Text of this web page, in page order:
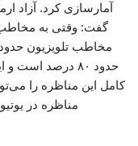
آمارسازی کرد. آزاد
گفت: وقتی به مخاطب
حدود ۸۰ درصد
کامل این مناظره را
مناظره در